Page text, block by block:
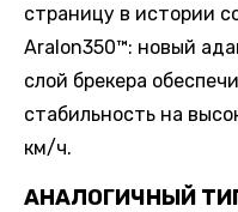
страницу в истории
Aralon350™: новый
слой брекера
стабильность на
км/ч.
АНАЛОГИЧНЫЙ